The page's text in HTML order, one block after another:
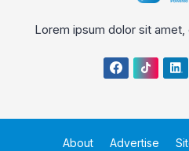
Lorem ipsum dolor sit
About Advertise